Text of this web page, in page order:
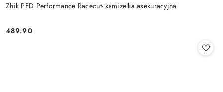
Zhik PFD Performance Racecut- kamizelka asekuracyjna
Cena:
489.90